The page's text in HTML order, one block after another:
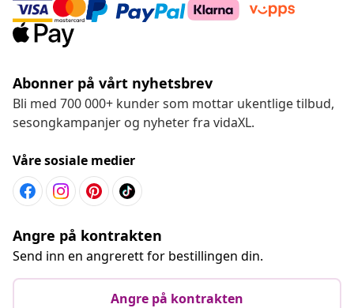
Abonner på vårt nyhetsbrev
Bli med 700 000+ kunder som mottar ukentlige tilbud,
sesongkampanjer og nyheter fra vidaXL.
Våre sosiale medier
Angre på kontrakten
Send inn en angrerett for bestillingen din.
Angre på kontrakten